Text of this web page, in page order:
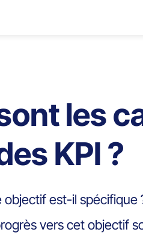
les
KPI ?
est-il spécifique
vers cet objectif